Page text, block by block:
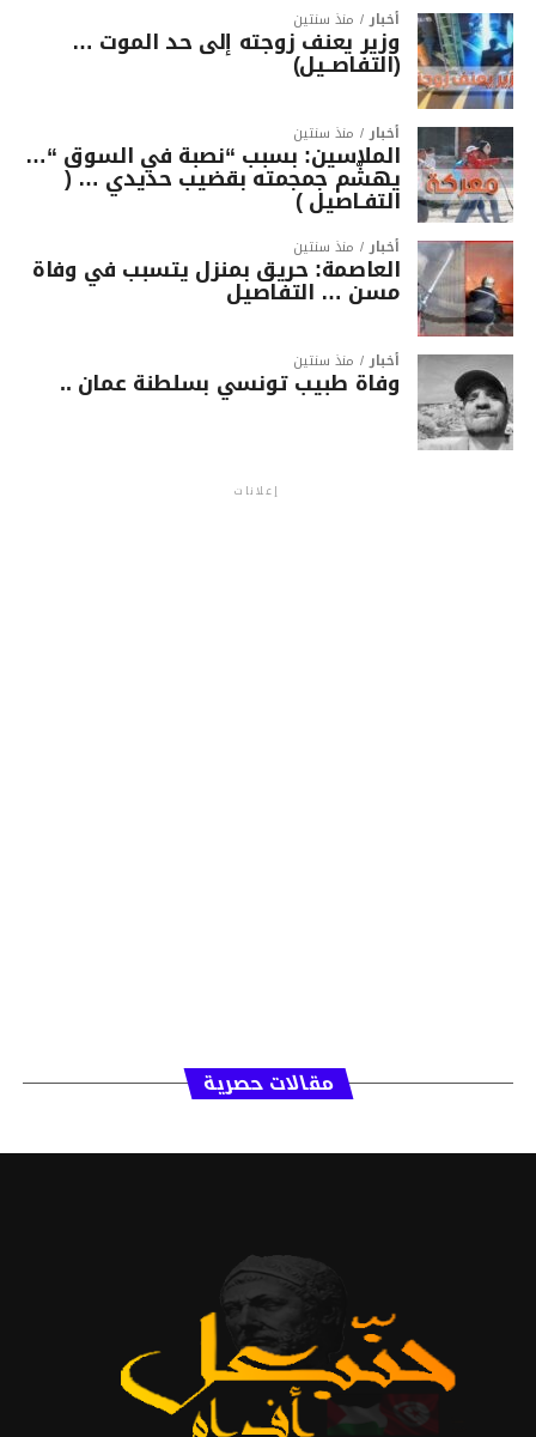
أخبار منذ سنتين
وزير يعنف زوجته إلى حد الموت …
(التفاصــيل)
أخبار منذ سنتين
الملاسين: بسبب “نصبة في السوق “…
يهشّم جمجمته بقضيب حديدي … (
التفـاصيل )
أخبار منذ سنتين
العاصمة: حريق بمنزل يتسبب في وفاة
مسن … التفاصيل
أخبار منذ سنتين
وفاة طبيب تونسي بسلطنة عمان ..
إعلانات
مقالات حصرية